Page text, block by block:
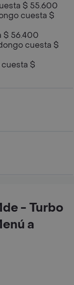
$ 55.600
cuesta $
$ 56.400
cuesta $
$
- Turbo
a